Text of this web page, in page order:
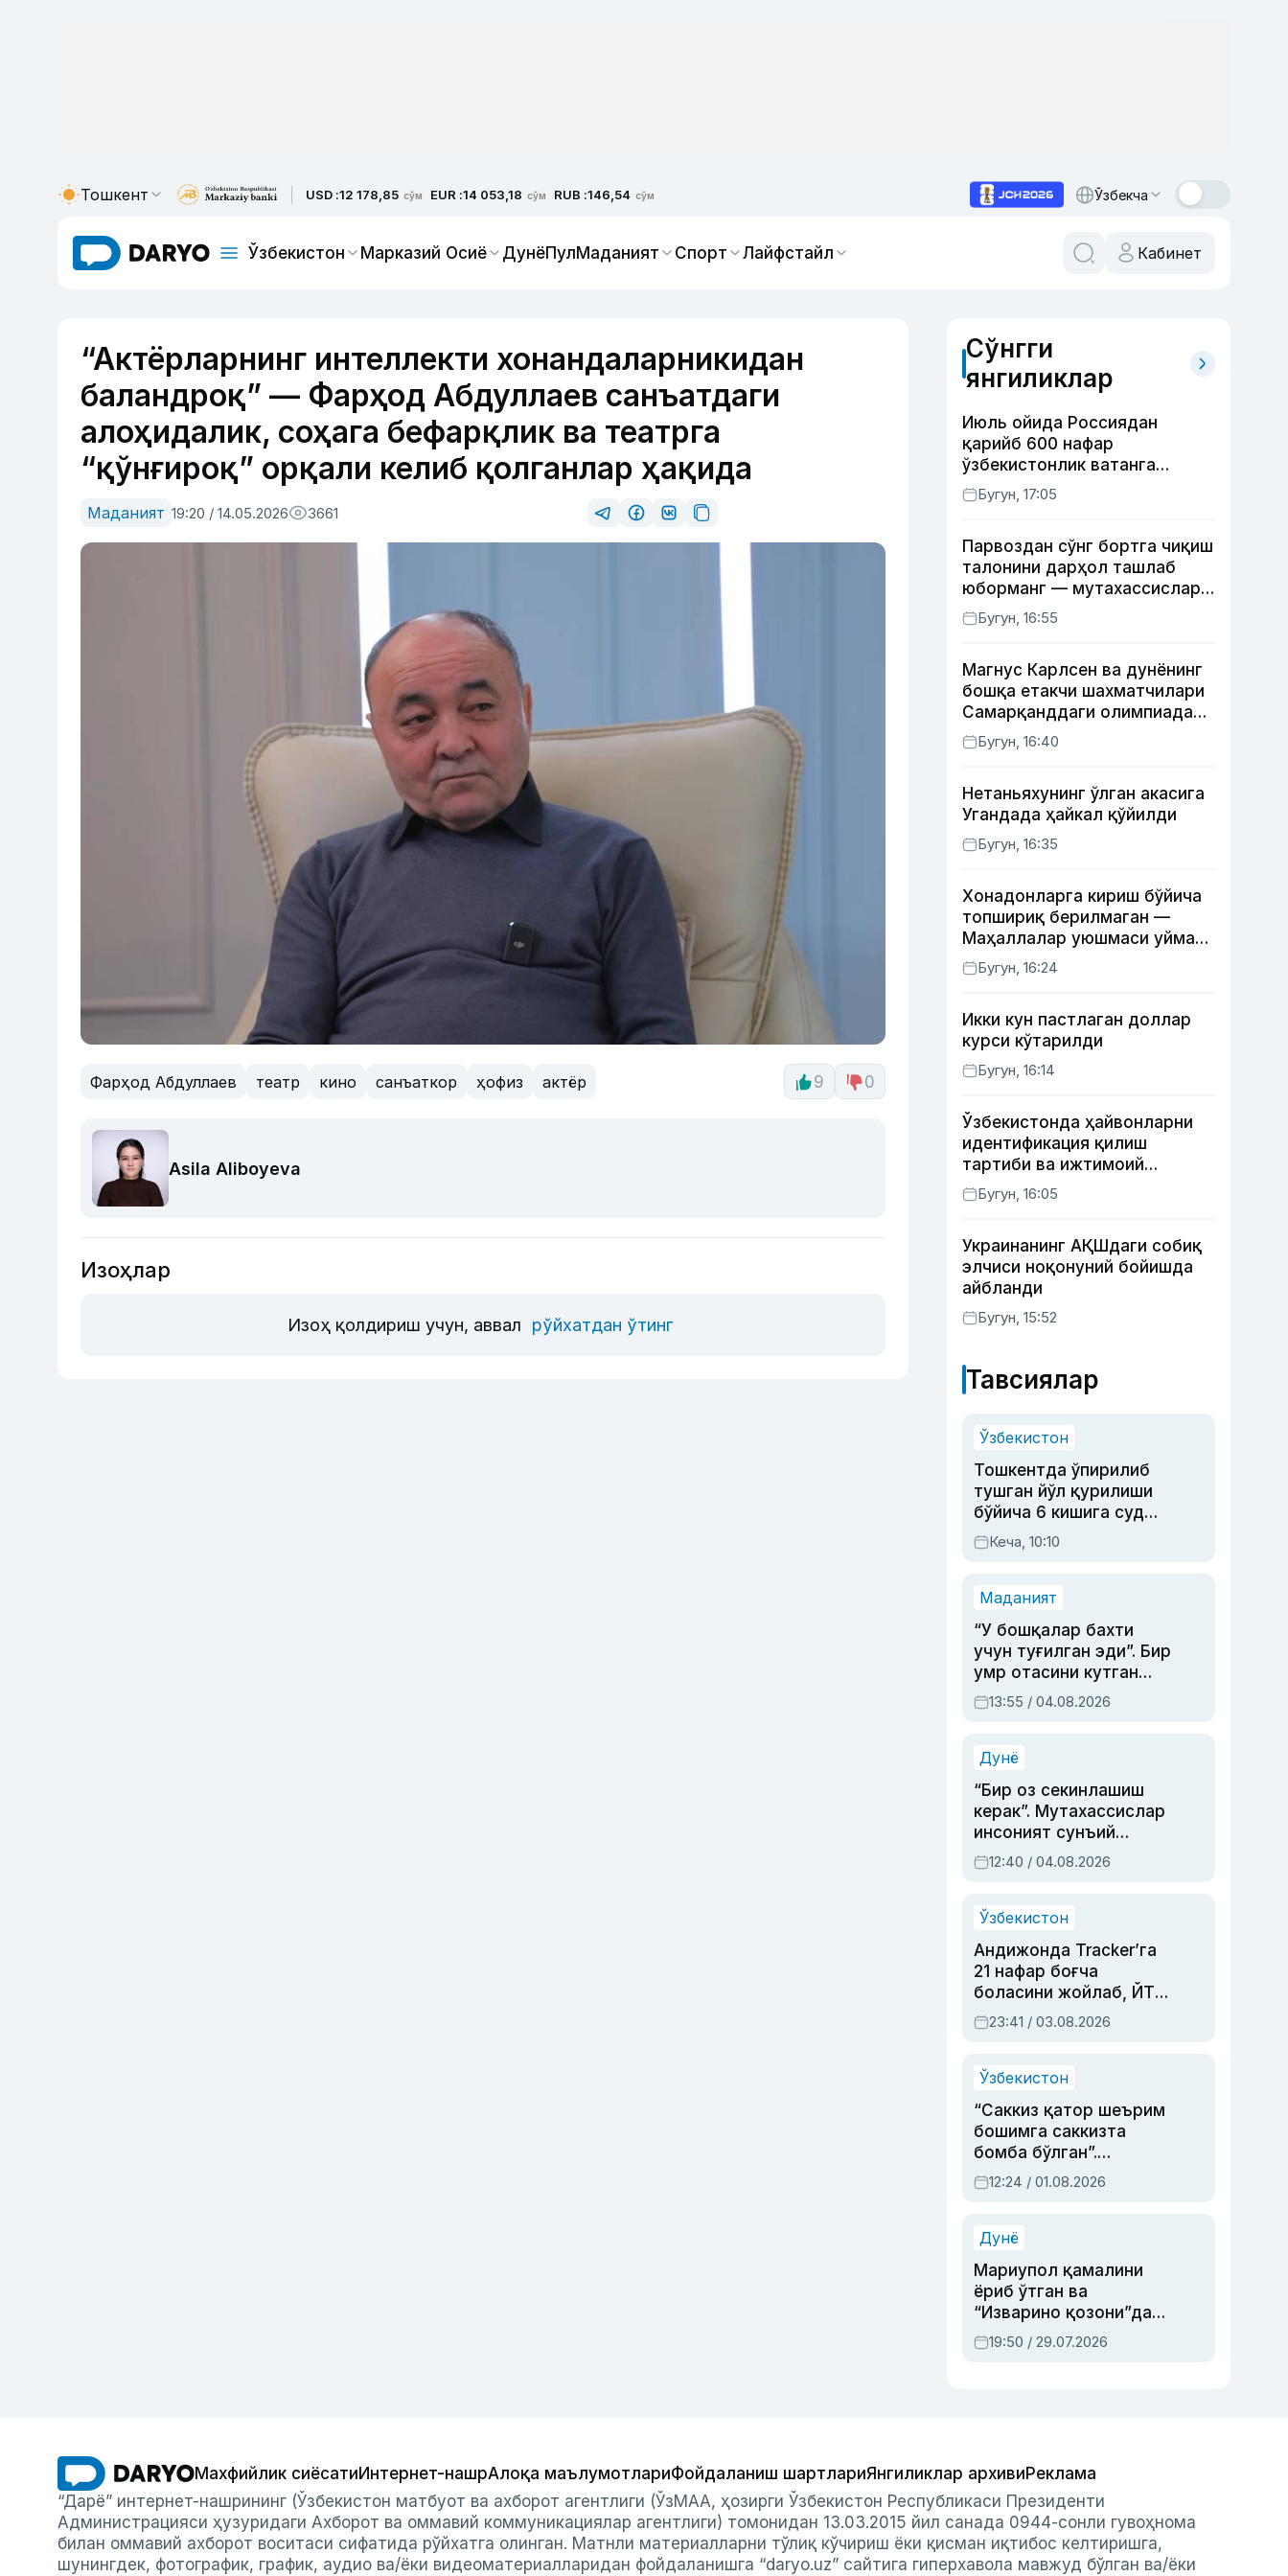
Тошкент USD :12 178,85 сўм EUR :14 053,18 сўм RUB :146,54 сўм Ўзбекча
Ўзбекистон Марказий Осиё ДунёПулМаданият Спорт Лайфстайл Кабинет
“Актёрларнинг интеллекти хонандаларникидан
баландроқ” — Фарҳод Абдуллаев санъатдаги
алоҳидалик, соҳага бефарқлик ва театрга
“қўнғироқ” орқали келиб қолганлар ҳақида
Маданият 19:20 / 14.05.2026 3661
Фарҳод Абдуллаев театр кино санъаткор ҳофиз актёр 9 0
Asila Aliboyeva
Изоҳлар
Изоҳ қолдириш учун, аввал рўйхатдан ўтинг
Сўнгги
янгиликлар
Июль ойида Россиядан
қарийб 600 нафар
ўзбекистонлик ватанга
қайтарилди
Бугун, 17:05
Парвоздан сўнг бортга чиқиш
талонини дарҳол ташлаб
юборманг — мутахассислар
бунинг сабабини тушунтирди
Бугун, 16:55
Магнус Карлсен ва дунёнинг
бошқа етакчи шахматчилари
Самарқанддаги олимпиадани
ўтказиб юборади
Бугун, 16:40
Нетаньяхунинг ўлган акасига
Угандада ҳайкал қўйилди
Бугун, 16:35
Хонадонларга кириш бўйича
топшириқ берилмаган —
Маҳаллалар уюшмаси уйма-
уй юрган масъуллар ҳақида
Бугун, 16:24
Икки кун пастлаган доллар
курси кўтарилди
Бугун, 16:14
Ўзбекистонда ҳайвонларни
идентификация қилиш
тартиби ва ижтимоий
тармоқлардаги фейк
хабарларга изоҳ берилди
Бугун, 16:05
Украинанинг АҚШдаги собиқ
элчиси ноқонуний бойишда
айбланди
Бугун, 15:52
Тавсиялар
Ўзбекистон
Тошкентда ўпирилиб
тушган йўл қурилиши
бўйича 6 кишига суд
ҳукми ўқилди
Кеча, 10:10
Маданият
“У бошқалар бахти
учун туғилган эди”. Бир
умр отасини кутган
актриса ва дубльяж
устаси Римма
синовларга тўла ҳаёти
13:55 / 04.08.2026
Дунё
“Бир оз секинлашиш
керак”. Мутахассислар
инсоният сунъий
интеллектни бошқара
олмай қолишидан
12:40 / 04.08.2026
Ўзбекистон
Андижонда Tracker’га
21 нафар боғча
боласини жойлаб, ЙТҲ
содир этган аёлга суд
ҳукми ўқилди
23:41 / 03.08.2026
Ўзбекистон
“Саккиз қатор шеърим
бошимга саккизта
бомба бўлган”.
Абдулла Ориповни
сиёсий айбловлардан
12:24 / 01.08.2026
Дунё
Мариупол қамалини
ёриб ўтган ва
“Изварино қозони”дан
чиққан қаҳрамон —
Украина армияси бош
19:50 / 29.07.2026
Махфийлик сиёсатиИнтернет-нашрАлоқа маълумотлариФойдаланиш шартлариЯнгиликлар архивиРеклама
“Дарё” интернет-нашрининг (Ўзбекистон матбуот ва ахборот агентлиги (ЎзМАА, ҳозирги Ўзбекистон Республикаси Президенти
Администрацияси ҳузуридаги Ахборот ва оммавий коммуникациялар агентлиги) томонидан 13.03.2015 йил санада 0944-сонли гувоҳнома
билан оммавий ахборот воситаси сифатида рўйхатга олинган. Матнли материалларни тўлиқ кўчириш ёки қисман иқтибос келтиришга,
шунингдек, фотографик, график, аудио ва/ёки видеоматериалларидан фойдаланишга “daryo.uz” сайтига гиперхавола мавжуд бўлган ва/ёки